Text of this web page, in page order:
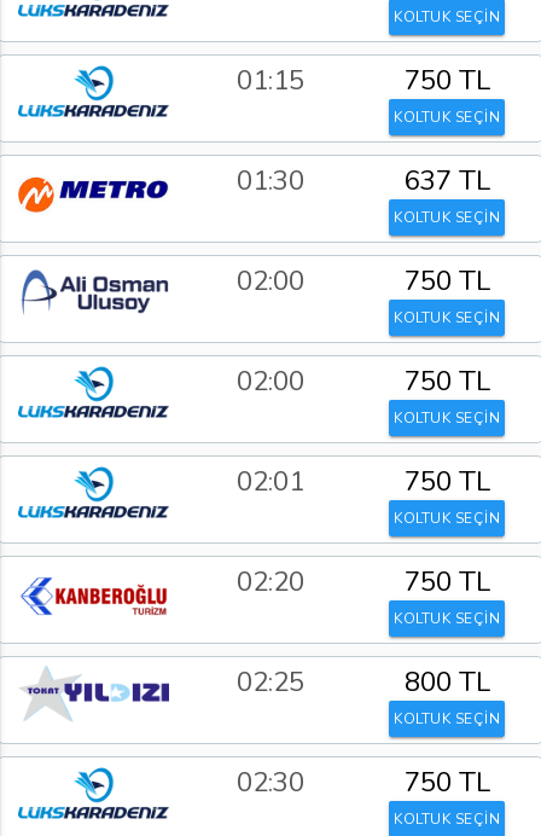
KOLTUK SEÇİN
01:15 750 TL
KOLTUK SEÇİN
01:30 637 TL
KOLTUK SEÇİN
02:00 750 TL
KOLTUK SEÇİN
02:00 750 TL
KOLTUK SEÇİN
02:01 750 TL
KOLTUK SEÇİN
02:20 750 TL
KOLTUK SEÇİN
02:25 800 TL
KOLTUK SEÇİN
02:30 750 TL
KOLTUK SEÇİN